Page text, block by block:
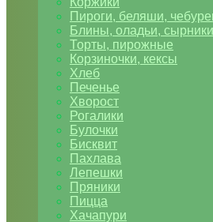
Пироги, беляши,
Блины, оладьи, сырники
Торты, пирожные
Корзиночки, кексы
Хлеб
Печенье
Хворост
Рогалики
Булочки
Бисквит
Пахлава
Лепешки
Пряники
Пицца
Хачапури